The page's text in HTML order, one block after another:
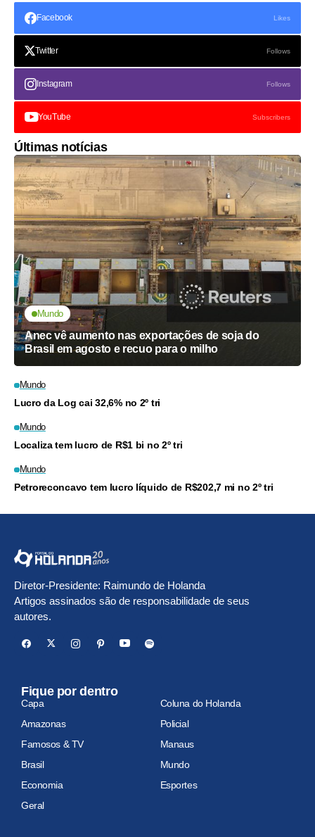
Facebook Likes
Twitter Follows
Instagram Follows
YouTube Subscribers
Últimas notícias
Mundo
Anec vê aumento nas exportações de soja do
Brasil em agosto e recuo para o milho
Mundo
Lucro da Log cai 32,6% no 2º tri
Mundo
Localiza tem lucro de R$1 bi no 2º tri
Mundo
Petroreconcavo tem lucro líquido de R$202,7 mi no 2º tri
Diretor-Presidente: Raimundo de Holanda
Artigos assinados são de responsabilidade de seus
autores.
Fique por dentro
Capa
Coluna do Holanda
Amazonas
Policial
Famosos & TV
Manaus
Brasil
Mundo
Economia
Esportes
Geral